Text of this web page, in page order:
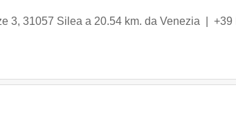
3, 31057 Silea a 20.54 km. da Venezia | +39